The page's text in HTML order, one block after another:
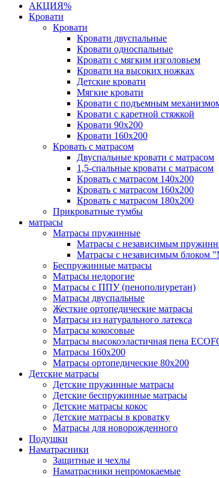
АКЦИЯ%
Кровати
Кровати
Кровати двуспальные
Кровати односпальные
Кровати с мягким изголовьем
Кровати на высоких ножках
Детские кровати
Мягкие кровати
Кровати с подъемным
Кровати с каретной стяжкой
Кровати 90х200
Кровати 160х200
Кровать с матрасом
Двуспальные кровати с матрасом
1,5-спальные кровати с матрасом
Кровать с матрасом 140х200
Кровать с матрасом 160х200
Кровать с матрасом 180х200
Прикроватные тумбы
матрасы
Матрасы пружинные
Матрасы с независимым
Матрасы с независимым блоком
Беспружинные матрасы
Матрасы недорогие
Матрасы с ППУ (пенополиуретан)
Матрасы двуспальные
Жесткие ортопедические матрасы
Матрасы из натурального латекса
Матрасы кокосовые
Матрасы высокоэластичная пена
Матрасы 160х200
Матрасы ортопедические 80х200
Детские матрасы
Детские пружинные матрасы
Детские беспружинные матрасы
Детские матрасы кокос
Детские матрасы в кроватку
Матрасы для новорожденного
Подушки
Наматрасники
Защитные и чехлы
Наматрасники непромокаемые